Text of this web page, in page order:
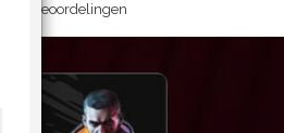
4020 beoordelingen